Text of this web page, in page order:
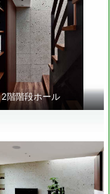
2階階段ホール